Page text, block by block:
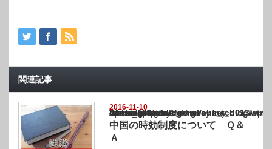
関連記事
2016-11-10
Warning
: Undefined array key "show_category" in
/home/netst/kuno-cpa.co.jp/public_html/china_blog/wp-content/themes/
on line183
中国の時効制度について Ｑ＆
Ａ